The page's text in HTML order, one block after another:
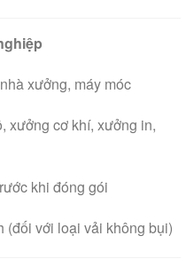
xưởng, máy móc
xưởng cơ khí, xưởng in,
khi đóng gói
(đối với loại vải không bụi)